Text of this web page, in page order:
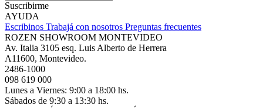
Suscribirme
AYUDA
Escribinos Trabajá con nosotros Preguntas frecuentes
ROZEN SHOWROOM MONTEVIDEO
Av. Italia 3105 esq. Luis Alberto de Herrera
A11600, Montevideo.
2486-1000
098 619 000
Lunes a Viernes: 9:00 a 18:00 hs.
Sábados de 9:30 a 13:30 hs.